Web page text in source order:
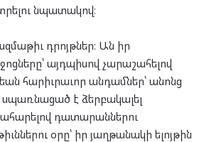
նպատակով։
դրոյթներ։ Ան իր
այդպիսով չարաշահելով
հարիւրաւոր անդամներ՝ անոնց
սպառնացած է ձերբակալել
դատարաններու
օրը՝ իր յաղթանակի ելոյթին